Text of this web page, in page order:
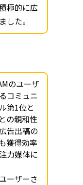
極的に広
した。
のユーザ
コミュニ
第1位と
の親和性
告出稿の
獲得効率
力媒体に
ーザーさ